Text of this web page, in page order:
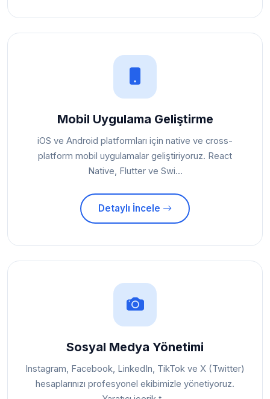
Mobil Uygulama Geliştirme
iOS ve Android platformları için native ve cross-
platform mobil uygulamalar geliştiriyoruz. React
Native, Flutter ve Swi...
Detaylı İncele
Sosyal Medya Yönetimi
Instagram, Facebook, LinkedIn, TikTok ve X (Twitter)
hesaplarınızı profesyonel ekibimizle yönetiyoruz.
Yaratıcı içerik t...